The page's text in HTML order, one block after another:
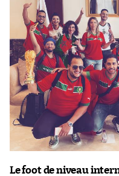
Le foot de niveau